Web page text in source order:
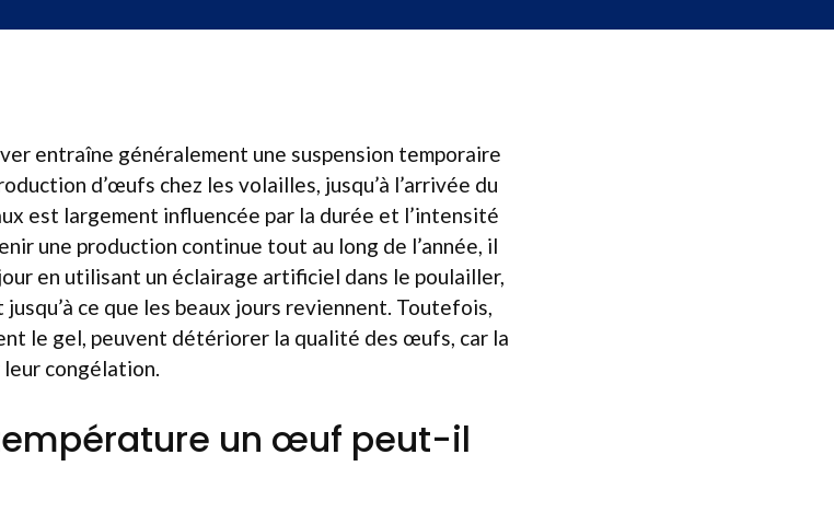
entraîne généralement une suspension temporaire
d’œufs chez les volailles, jusqu’à l’arrivée du
est largement influencée par la durée et l’intensité
une production continue tout au long de l’année, il
en utilisant un éclairage artificiel dans le poulailler,
ce que les beaux jours reviennent. Toutefois,
le gel, peuvent détériorer la qualité des œufs, car la
congélation.
un œuf peut-il